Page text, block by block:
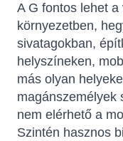
A G fontos lehet
környezetben,
sivatagokban,
helyszíneken,
más olyan
magánszemélyek
nem elérhető a
Szintén hasznos